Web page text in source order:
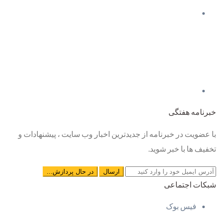
خبرنامه هفتگی
با عضویت در خبرنامه از جدیدترین اخبار وب سایت ، پیشنهادات و
تخفیف ها با خبر شوید.
شبکات اجتماعی
فیس بوک